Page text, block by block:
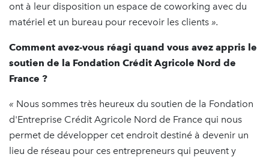
ont à leur disposition un espace de coworking avec du
matériel et un bureau pour recevoir les clients ».
Comment avez-vous réagi quand vous avez appris le
soutien de la Fondation Crédit Agricole Nord de
France ?
« Nous sommes très heureux du soutien de la Fondation
d'Entreprise Crédit Agricole Nord de France qui nous
permet de développer cet endroit destiné à devenir un
lieu de réseau pour ces entrepreneurs qui peuvent y